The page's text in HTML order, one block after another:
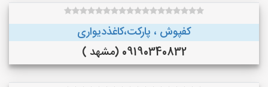
کفپوش ، پارکت،کاغذدیواری
09190340832 (مشهد )